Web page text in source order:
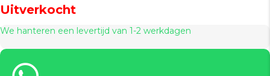
Uitverkocht
We hanteren een levertijd van 1-2 werkdagen